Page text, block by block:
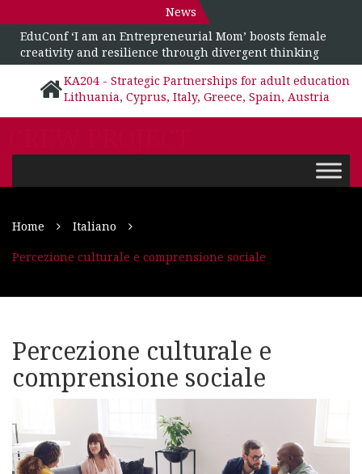
News
EduConf ‘I am an Entrepreneurial Mom’ boosts female
creativity and resilience through divergent thinking
KA204 - Strategic Partnerships for adult education
Lithuania, Cyprus, Italy, Greece, Spain, Austria
Home
Italiano
Percezione culturale e comprensione sociale
Percezione culturale e
comprensione sociale